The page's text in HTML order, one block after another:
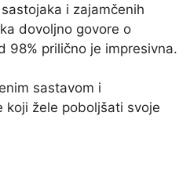
i zajamčenih
dovoljno govore o
98% prilično je impresivna.
sastavom i
koji žele poboljšati svoje